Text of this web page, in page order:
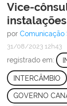
Vice-
por Comunicação
31/08/2023 12h43
registrado em:
INTERCÂMBIO
GOVERNO